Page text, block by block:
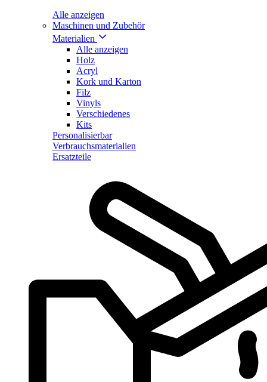
Alle anzeigen
Maschinen und Zubehör
Materialien
Alle anzeigen
Holz
Acryl
Kork und Karton
Filz
Vinyls
Verschiedenes
Kits
Personalisierbar
Verbrauchsmaterialien
Ersatzteile